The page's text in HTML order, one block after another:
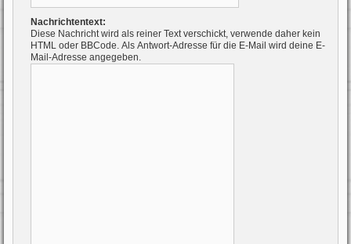
Nachrichtentext:
Diese Nachricht wird als reiner Text verschickt, verwende daher kein
HTML oder BBCode. Als Antwort-Adresse für die E-Mail wird deine E-
Mail-Adresse angegeben.